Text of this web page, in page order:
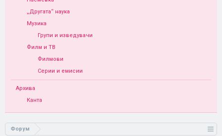
„Другата“ наука
Музика
Групи и изведувачи
Филм и ТВ
Филмови
Серии и емисии
Архива
Канта
Форум